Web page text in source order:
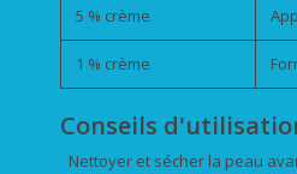
5 % crème
1 % crème
Conseils
Nettoyer et sécher la peau